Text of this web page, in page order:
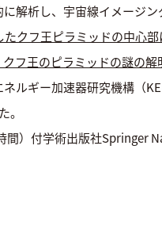
解析し、宇宙線イメージ
クフ王ピラミッドの中心
フ王のピラミッドの謎の
ルギー加速器研究機構（
。
間）付学術出版社Springer